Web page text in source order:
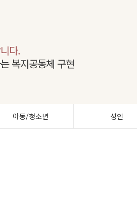
다.
복지공동체 구현
아동/청소년 성인